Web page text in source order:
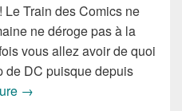
Train des Comics ne
ne déroge pas à la
vous allez avoir de quoi
de DC puisque depuis
Sorties des Comics VO de
→